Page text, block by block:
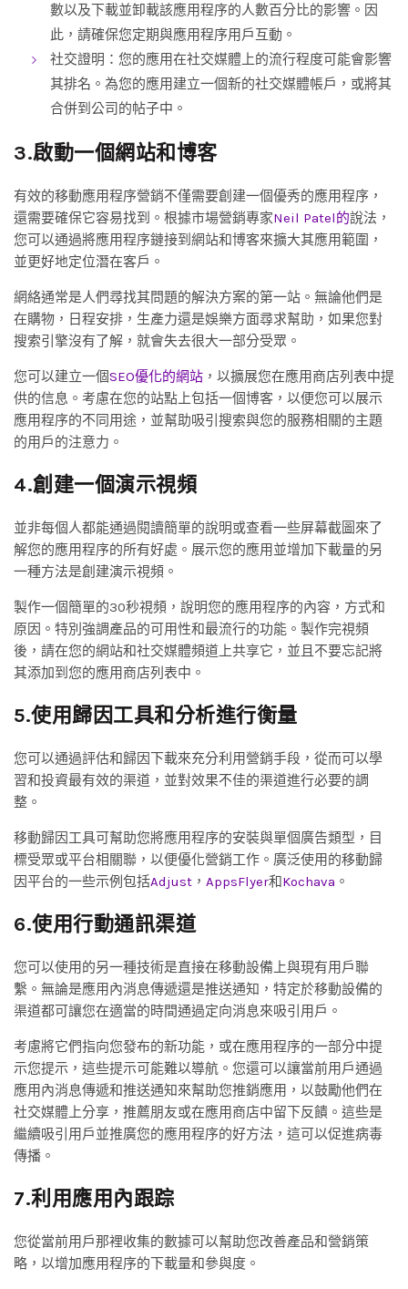
數以及下載並卸載該應用程序的人數百分比的影響。因
此，請確保您定期與應用程序用戶互動。
社交證明：您的應用在社交媒體上的流行程度可能會影響
其排名。為您的應用建立一個新的社交媒體帳戶，或將其
合併到公司的帖子中。
3.啟動一個網站和博客
有效的移動應用程序營銷不僅需要創建一個優秀的應用程序，
還需要確保它容易找到。根據市場營銷專家Neil Patel的說法，
您可以通過將應用程序鏈接到網站和博客來擴大其應用範圍，
並更好地定位潛在客戶。
網絡通常是人們尋找其問題的解決方案的第一站。無論他們是
在購物，日程安排，生產力還是娛樂方面尋求幫助，如果您對
搜索引擎沒有了解，就會失去很大一部分受眾。
您可以建立一個SEO優化的網站 ，以擴展您在應用商店列表中提
供的信息。考慮在您的站點上包括一個博客，以便您可以展示
應用程序的不同用途，並幫助吸引搜索與您的服務相關的主題
的用戶的注意力。
4.創建一個演示視頻
並非每個人都能通過閱讀簡單的說明或查看一些屏幕截圖來了
解您的應用程序的所有好處。展示您的應用並增加下載量的另
一種方法是創建演示視頻。
製作一個簡單的30秒視頻，說明您的應用程序的內容，方式和
原因。特別強調產品的可用性和最流行的功能。製作完視頻
後，請在您的網站和社交媒體頻道上共享它，並且不要忘記將
其添加到您的應用商店列表中。
5.使用歸因工具和分析進行衡量
您可以通過評估和歸因下載來充分利用營銷手段，從而可以學
習和投資最有效的渠道，並對效果不佳的渠道進行必要的調
整。
移動歸因工具可幫助您將應用程序的安裝與單個廣告類型，目
標受眾或平台相關聯，以便優化營銷工作。廣泛使用的移動歸
因平台的一些示例包括Adjust ， AppsFlyer和Kochava 。
6.使用行動通訊渠道
您可以使用的另一種技術是直接在移動設備上與現有用戶聯
繫。無論是應用內消息傳遞還是推送通知，特定於移動設備的
渠道都可讓您在適當的時間通過定向消息來吸引用戶。
考慮將它們指向您發布的新功能，或在應用程序的一部分中提
示您提示，這些提示可能難以導航。您還可以讓當前用戶通過
應用內消息傳遞和推送通知來幫助您推銷應用，以鼓勵他們在
社交媒體上分享，推薦朋友或在應用商店中留下反饋。這些是
繼續吸引用戶並推廣您的應用程序的好方法，這可以促進病毒
傳播。
7.利用應用內跟踪
您從當前用戶那裡收集的數據可以幫助您改善產品和營銷策
略，以增加應用程序的下載量和參與度。